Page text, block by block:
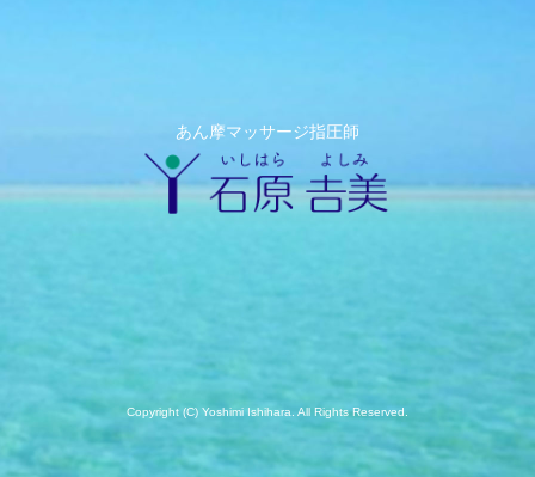
あん摩マッサージ指圧師
Copyright (C) Yoshimi Ishihara. All Rights Reserved.